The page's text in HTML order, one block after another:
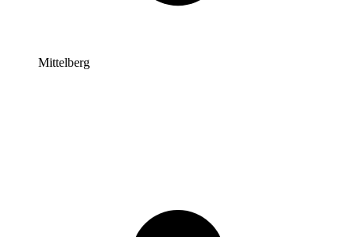
Mittelberg